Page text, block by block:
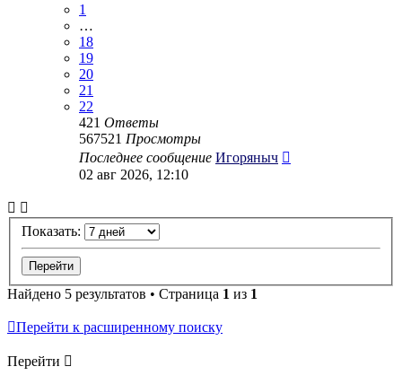
1
…
18
19
20
21
22
421 Ответы
567521 Просмотры
Последнее сообщение Игоряныч
02 авг 2026, 12:10
Показать:
Найдено 5 результатов • Страница 1 из 1
Перейти к расширенному поиску
Перейти